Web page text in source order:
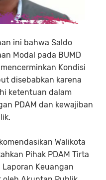
ini bahwa Saldo
Modal pada BUMD
Kondisi
disebabkan karena
ketentuan dalam
PDAM dan kewajiban
Walikota
Pihak PDAM Tirta
Keuangan